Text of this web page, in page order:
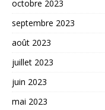
octobre 2023
septembre 2023
août 2023
juillet 2023
juin 2023
mai 2023